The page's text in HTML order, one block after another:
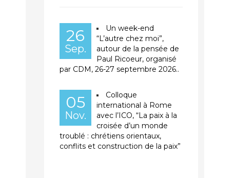
26
Sep.
Un week-end
“L’autre chez moi”,
autour de la pensée de
Paul Ricoeur, organisé
par CDM, 26-27 septembre 2026..
05
Nov.
Colloque
international à Rome
avec l’ICO, “La paix à la
croisée d’un monde
troublé : chrétiens orientaux,
conflits et construction de la paix”